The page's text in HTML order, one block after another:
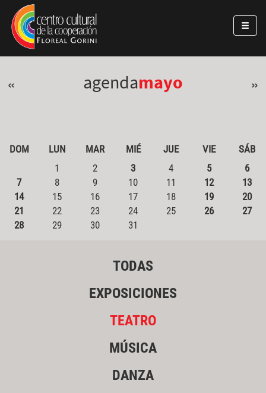
Pasar al contenido principal
Jump to main content
« agendamayo »
DOM LUN MAR MIÉ JUE VIE
SÁB
1
2 3 4 5
6
7
8 9 10 11 12
13
14
15 16 17 18 19
20
21
22 23 24 25 26
27
28
29 30 31
TODAS
EXPOSICIONES
TEATRO
MÚSICA
DANZA